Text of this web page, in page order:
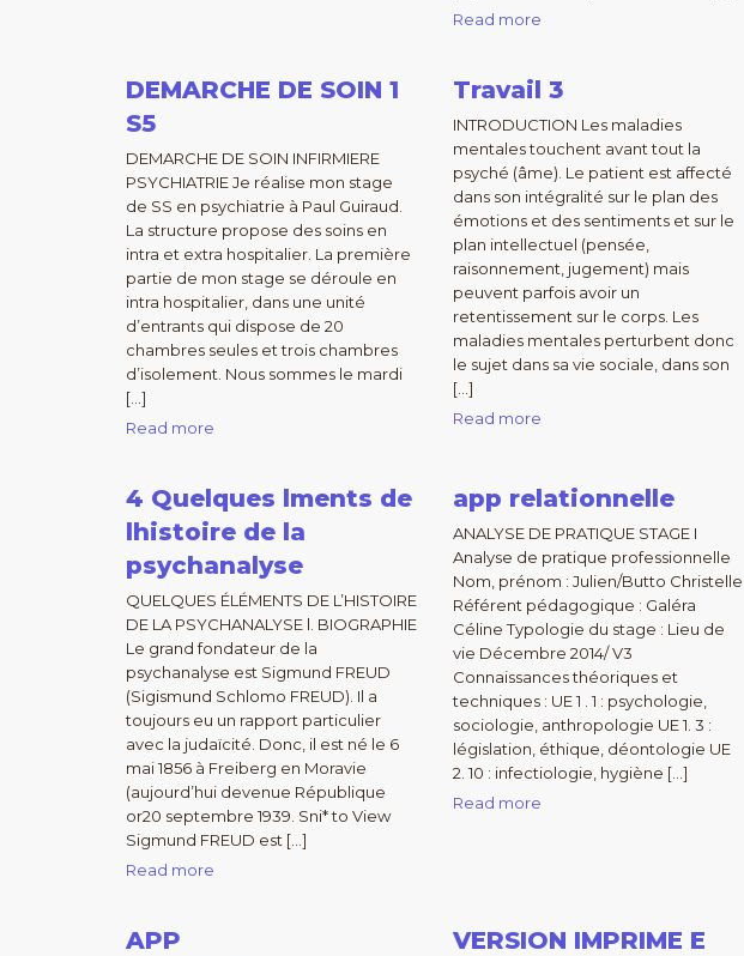
Read more
DEMARCHE DE SOIN 1
S5
DEMARCHE DE SOIN INFIRMIERE
PSYCHIATRIE Je réalise mon stage
de SS en psychiatrie à Paul Guiraud.
La structure propose des soins en
intra et extra hospitalier. La première
partie de mon stage se déroule en
intra hospitalier, dans une unité
d’entrants qui dispose de 20
chambres seules et trois chambres
d’isolement. Nous sommes le mardi
[…]
Read more
Travail 3
INTRODUCTION Les maladies
mentales touchent avant tout la
psyché (âme). Le patient est affecté
dans son intégralité sur le plan des
émotions et des sentiments et sur le
plan intellectuel (pensée,
raisonnement, jugement) mais
peuvent parfois avoir un
retentissement sur le corps. Les
maladies mentales perturbent donc
le sujet dans sa vie sociale, dans son
[…]
Read more
4 Quelques lments de
lhistoire de la
psychanalyse
QUELQUES ÉLÉMENTS DE L’HISTOIRE
DE LA PSYCHANALYSE l. BIOGRAPHIE
Le grand fondateur de la
psychanalyse est Sigmund FREUD
(Sigismund Schlomo FREUD). Il a
toujours eu un rapport particulier
avec la judaïcité. Donc, il est né le 6
mai 1856 à Freiberg en Moravie
(aujourd’hui devenue République
or20 septembre 1939. Sni* to View
Sigmund FREUD est […]
Read more
app relationnelle
ANALYSE DE PRATIQUE STAGE I
Analyse de pratique professionnelle
Nom, prénom : Julien/Butto Christelle
Référent pédagogique : Galéra
Céline Typologie du stage : Lieu de
vie Décembre 2014/ V3
Connaissances théoriques et
techniques : UE 1 . 1 : psychologie,
sociologie, anthropologie UE 1. 3 :
législation, éthique, déontologie UE
2. 10 : infectiologie, hygiène […]
Read more
APP VERSION IMPRIME E